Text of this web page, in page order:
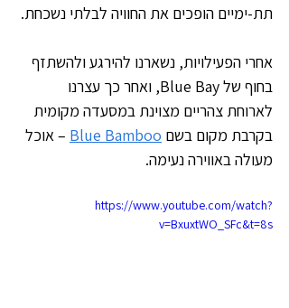
תת-ימיים הופכים את החוויה לבלתי נשכחת.
אחרי הפעילויות, נשארנו להירגע ולהשתזף
בחוף של Blue Bay, ואחר כך עצרנו
לארוחת צהריים מצוינת במסעדה מקומית
בקרבת מקום בשם Blue Bamboo – אוכל
מעולה באווירה נעימה.
https://www.youtube.com/watch?
v=BxuxtWO_SFc&t=8s